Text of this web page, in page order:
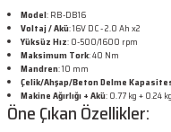
Model: RB-DB16
Voltaj / Akü: 16V DC - 2.0 Ah x2
Yüksüz Hız: 0-500/1600 rpm
Maksimum Tork: 40 Nm
Mandren: 10 mm
Çelik/Ahşap/Beton Delme
Makine Ağırlığı + Akü: 0.77 kg + 0.24 kg
Öne Çıkan Özellikler: